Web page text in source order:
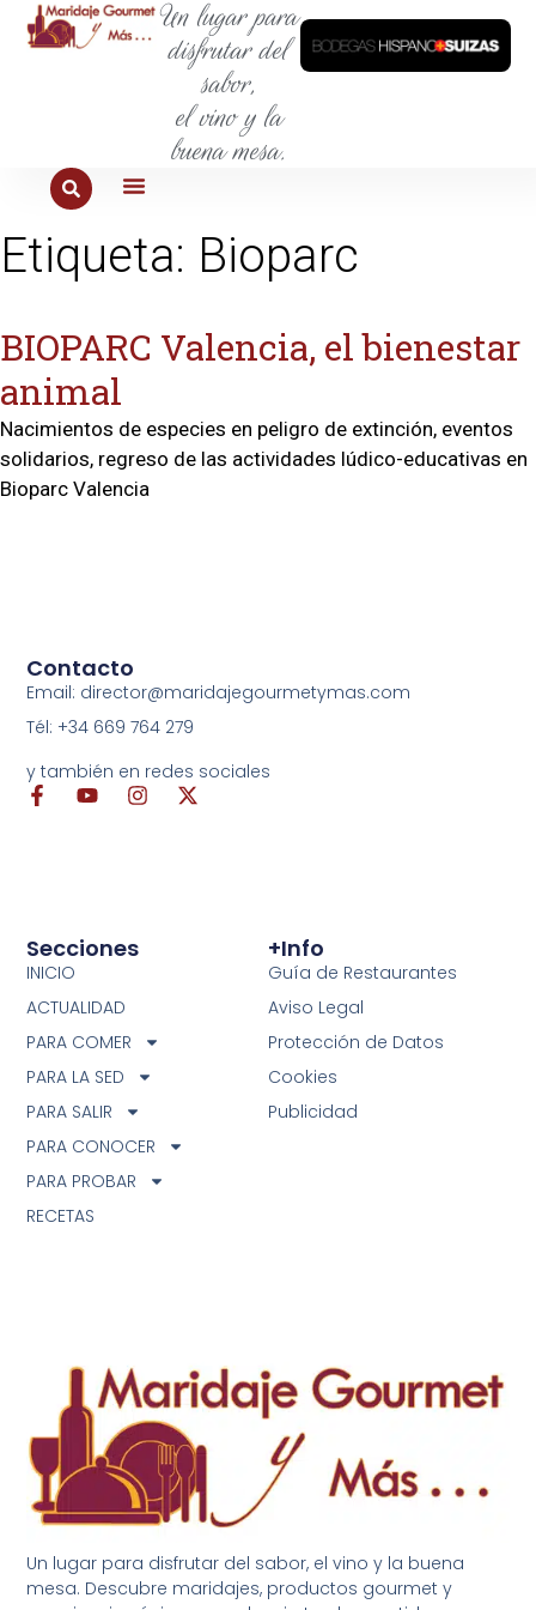
Un lugar para
disfrutar del
sabor,
el vino y la
buena mesa.
Etiqueta: Bioparc
BIOPARC Valencia, el bienestar
animal
Nacimientos de especies en peligro de extinción, eventos
solidarios, regreso de las actividades lúdico-educativas en
Bioparc Valencia
Un lugar para disfrutar del sabor, el vino y la buena
mesa. Descubre maridajes, productos gourmet y
+info
Guía de Restaurantes
Aviso Legal
Protección de Datos
Cookies
Publicidad
Secciones
INICIO
ACTUALIDAD
PARA COMER
PARA LA SED
PARA SALIR
PARA CONOCER
PARA PROBAR
RECETAS
Contacto
Email: director@maridajegourmetymas.com
Tél: +34 669 764 279
y también en redes sociales